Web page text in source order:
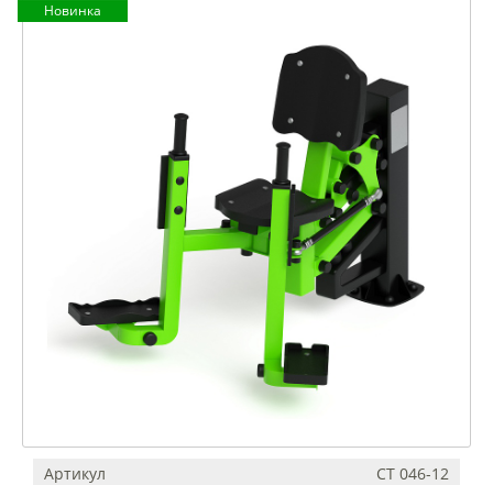
Новинка
Артикул
СТ 046-12